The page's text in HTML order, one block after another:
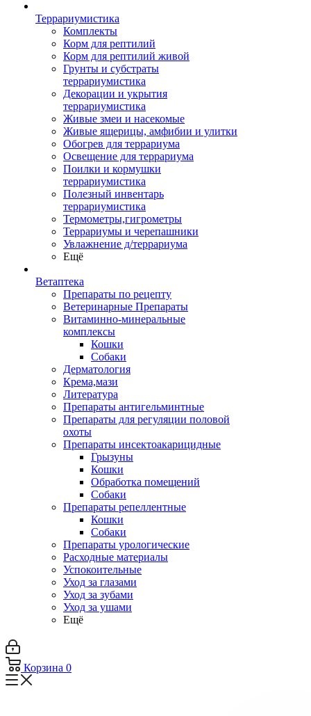
Террариумистика
Комплекты
Корм для рептилий
Корм для рептилий живой
Грунты и субстраты
террариумистика
Декорации и укрытия
террариумистика
Живые змеи и насекомые
Живые ящерицы, амфибии и улитки
Обогрев для террариума
Освещение для террариума
Поилки и кормушки
террариумистика
Полезный инвентарь
террариумистика
Термометры,гигрометры
Террариумы и черепашники
Увлажнение д/террариума
Ещё
Ветаптека
Препараты по рецепту
Ветеринарные Препараты
Витаминно-минеральные
комплексы
Кошки
Собаки
Дерматология
Крема,мази
Литература
Препараты антигельминтные
Препараты для регуляции половой
охоты
Препараты инсектоакарицидные
Грызуны
Кошки
Обработка помещений
Собаки
Препараты репеллентные
Кошки
Собаки
Препараты урологические
Расходные материалы
Успокоительные
Уход за глазами
Уход за зубами
Уход за ушами
Ещё
Корзина 0